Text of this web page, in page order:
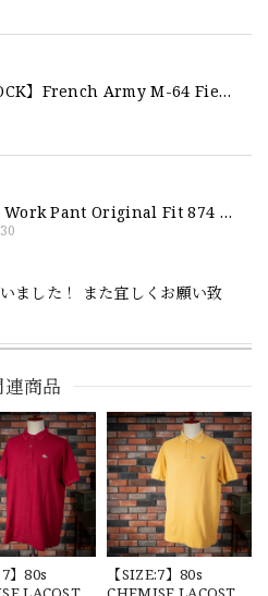
【DEADSTOCK】French Army M-64 Field Jacket "92C" 実物 フランス軍 フィールドジャケット コットンサテン300 デッドストック
【Dickies】Work Pant Original Fit 874 新品 ディッキーズ オリジナルフィット ワークパンツ
ました！ また宜しくお願い致
発送ありがとうございました
ございます。使わせて頂きま
はひと味違ってとてもいいと思
雰囲気があり、他とかぶらない
楽しみにしてます
連商品
】80s
【SIZE:7】80s